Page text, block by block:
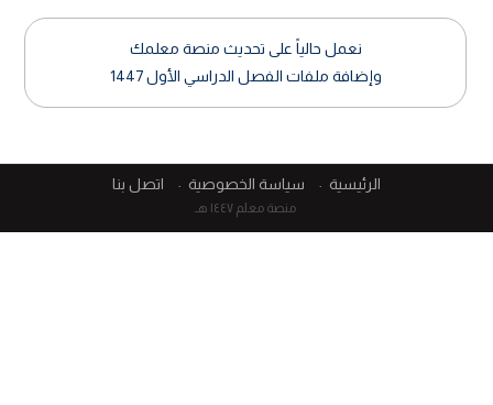
نعمل حالياً على تحديث منصة معلمك
وإضافة ملفات الفصل الدراسي الأول 1447
الرئيسية سياسة الخصوصية اتصل بنا
منصة معلم ١٤٤٧ هـ